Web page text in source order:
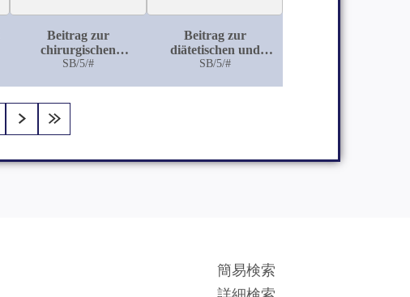
Beitrag zur
chirurgischen
Behandlung der
SB/5/#
Beitrag zur
diätetischen und
operativen
SB/5/#
簡易検索